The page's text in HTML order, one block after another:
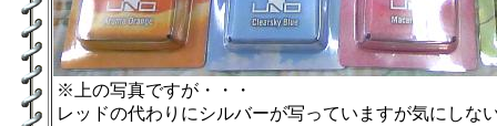
※上の写真ですが・・・
レッドの代わりにシルバーが写っていますが気にしな